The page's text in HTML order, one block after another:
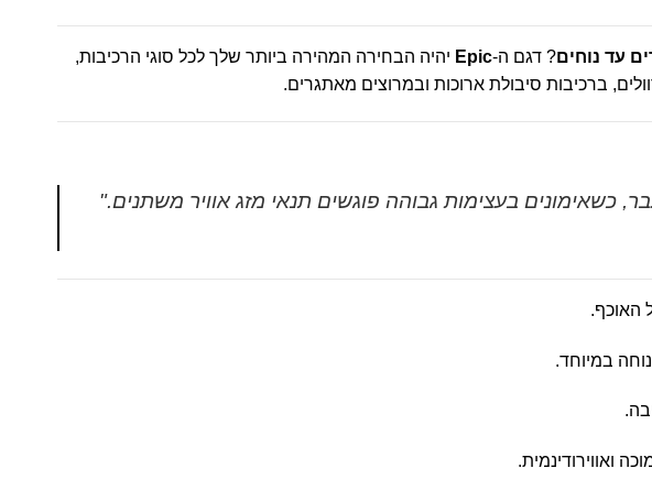
עד נוחים? דגם ה-Epic יהיה הבחירה המהירה ביותר שלך לכל סוגי הרכיבות,
כשאימונים בעצימות גבוהה פוגשים תנאי מזג אוויר משתנים."
האוכף.
במיוחד.
ואווירודינמית.